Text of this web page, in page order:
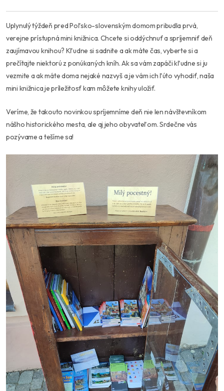
Uplynulý týždeň pred Poľsko-slovenským domom pribudla prvá,
verejne prístupná mini knižnica. Chcete si oddýchnuť a spríjemniť deň
zaujímavou knihou? Kľudne si sadnite a ak máte čas, vyberte si a
prečítajte niektorú z ponúkaných kníh. Ak sa vám zapáči kľudne si ju
vezmite a ak máte doma nejaké nazvyš a je vám ich ľúto vyhodiť, naša
mini knižnica je príležitosť kam môžete knihy uložiť.
Veríme, že takouto novinkou spríjemníme deň nie len návštevníkom
nášho historického mesta, ale aj jeho obyvateľom. Srdečne vás
pozývame a tešíme sa!